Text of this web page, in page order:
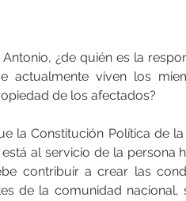
¿de quién es la
actualmente viven los
de los afectados?
la Constitución Política de
al servicio de la persona
contribuir a crear las
de la comunidad nacional,